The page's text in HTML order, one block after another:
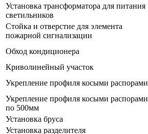
Установка трансформатора для питания
светильников
Стойка и отверстие для элемента
пожарной сигнализации
Обход кондиционера
Криволинейный участок
Укрепление профиля косыми распорами
Укрепление профиля косыми распорами
по 500мм
Установка бруса
Установка разделителя